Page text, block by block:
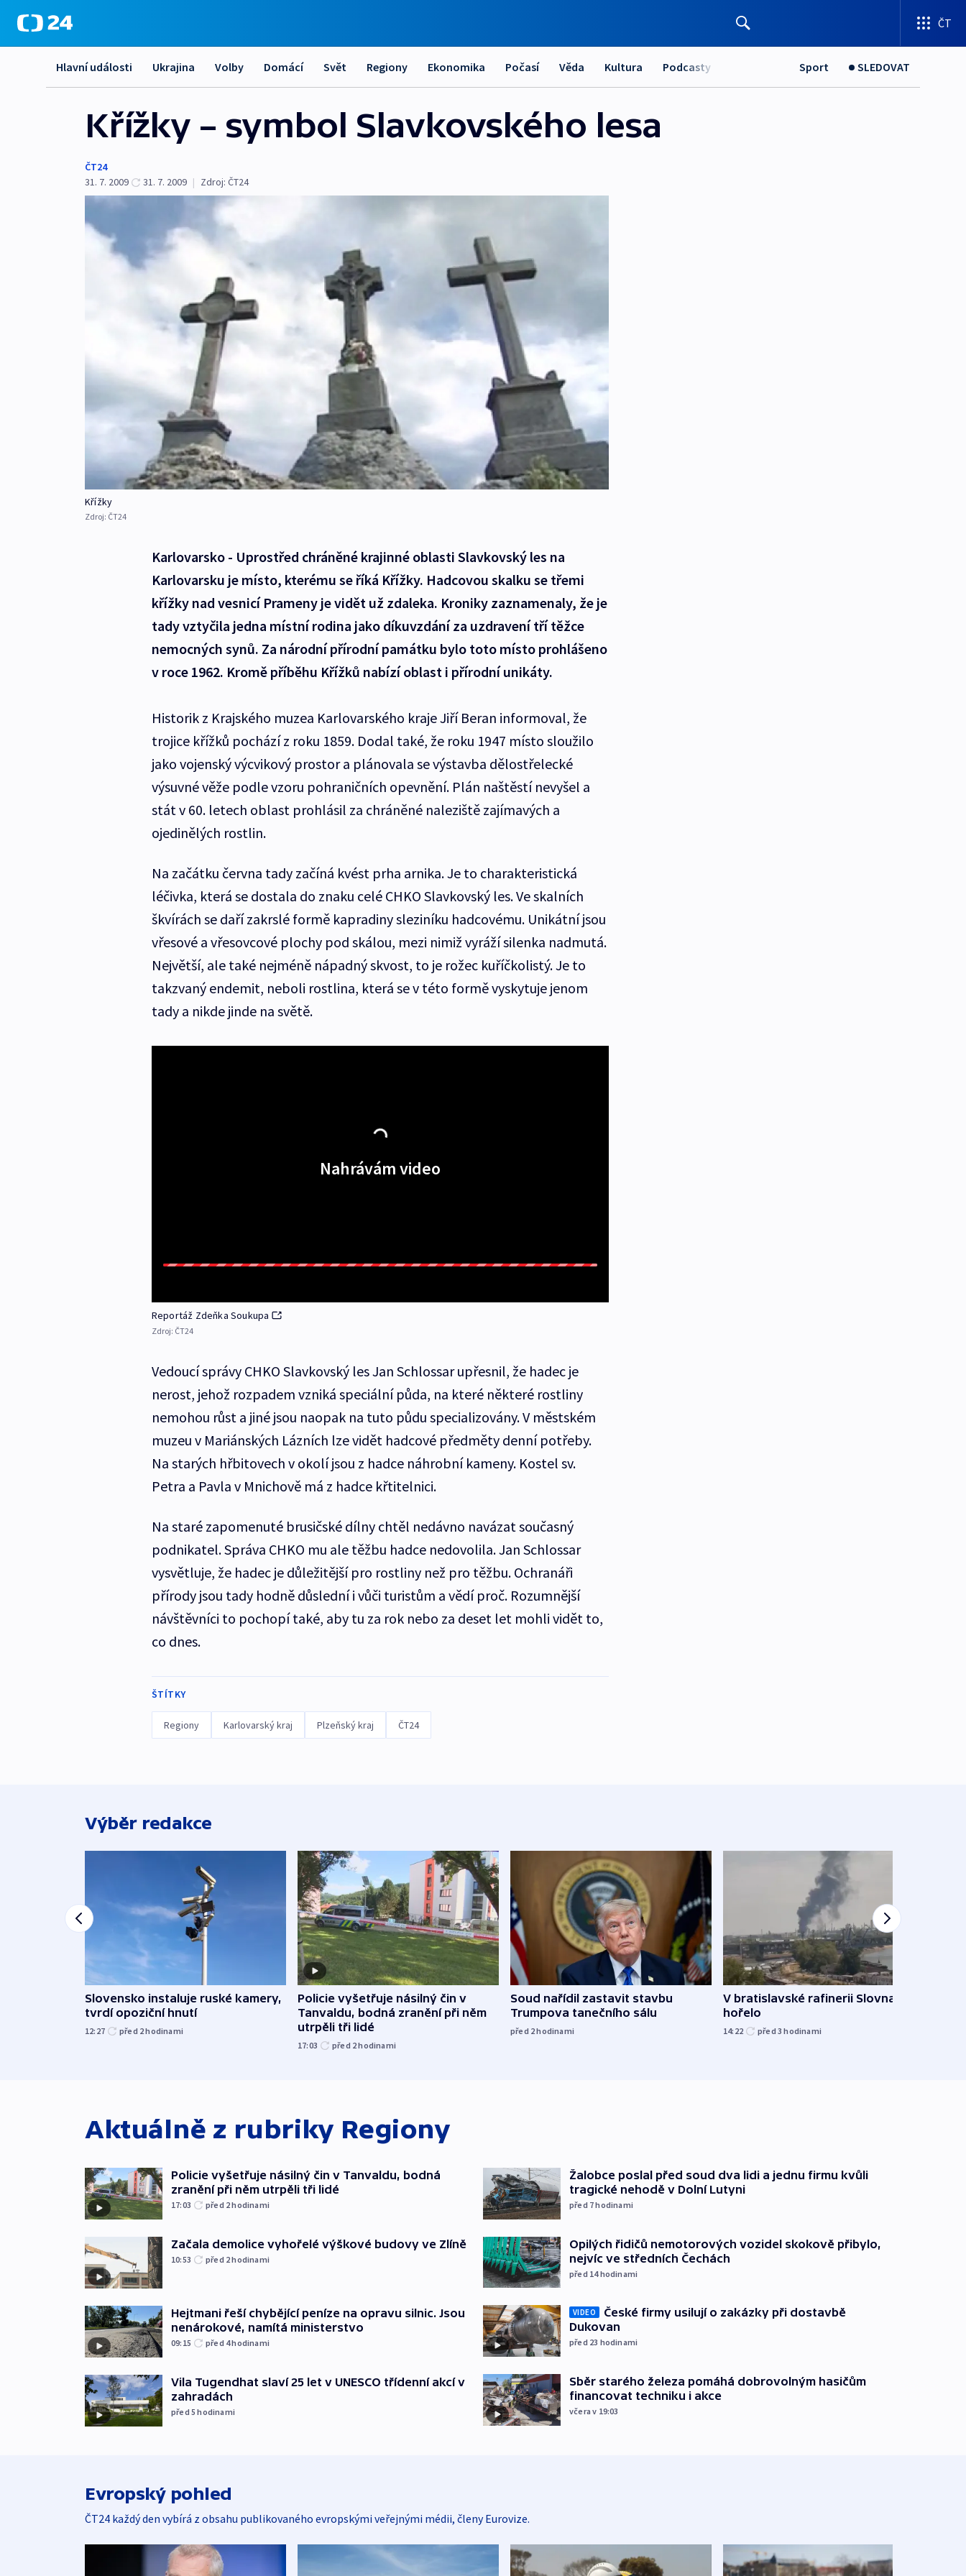
ČT
Hlavní události Ukrajina Volby Domácí Svět Regiony Ekonomika Počasí Věda Kultura Podcasty Sport SLEDOVAT
Křížky – symbol Slavkovského lesa
ČT24
31. 7. 2009
31. 7. 2009 | Zdroj: ČT24
Křížky
Zdroj: ČT24
Karlovarsko - Uprostřed chráněné krajinné oblasti Slavkovský les na
Karlovarsku je místo, kterému se říká Křížky. Hadcovou skalku se třemi
křížky nad vesnicí Prameny je vidět už zdaleka. Kroniky zaznamenaly, že je
tady vztyčila jedna místní rodina jako díkuvzdání za uzdravení tří těžce
nemocných synů. Za národní přírodní památku bylo toto místo prohlášeno
v roce 1962. Kromě příběhu Křížků nabízí oblast i přírodní unikáty.
Historik z Krajského muzea Karlovarského kraje Jiří Beran informoval, že
trojice křížků pochází z roku 1859. Dodal také, že roku 1947 místo sloužilo
jako vojenský výcvikový prostor a plánovala se výstavba dělostřelecké
výsuvné věže podle vzoru pohraničních opevnění. Plán naštěstí nevyšel a
stát v 60. letech oblast prohlásil za chráněné naleziště zajímavých a
ojedinělých rostlin.
Na začátku června tady začíná kvést prha arnika. Je to charakteristická
léčivka, která se dostala do znaku celé CHKO Slavkovský les. Ve skalních
škvírách se daří zakrslé formě kapradiny sleziníku hadcovému. Unikátní jsou
vřesové a vřesovcové plochy pod skálou, mezi nimiž vyráží silenka nadmutá.
Největší, ale také nejméně nápadný skvost, to je rožec kuříčkolistý. Je to
takzvaný endemit, neboli rostlina, která se v této formě vyskytuje jenom
tady a nikde jinde na světě.
Nahrávám video
Reportáž Zdeňka Soukupa
Zdroj: ČT24
Vedoucí správy CHKO Slavkovský les Jan Schlossar upřesnil, že hadec je
nerost, jehož rozpadem vzniká speciální půda, na které některé rostliny
nemohou růst a jiné jsou naopak na tuto půdu specializovány. V městském
muzeu v Mariánských Lázních lze vidět hadcové předměty denní potřeby.
Na starých hřbitovech v okolí jsou z hadce náhrobní kameny. Kostel sv.
Petra a Pavla v Mnichově má z hadce křtitelnici.
Na staré zapomenuté brusičské dílny chtěl nedávno navázat současný
podnikatel. Správa CHKO mu ale těžbu hadce nedovolila. Jan Schlossar
vysvětluje, že hadec je důležitější pro rostliny než pro těžbu. Ochranáři
přírody jsou tady hodně důslední i vůči turistům a vědí proč. Rozumnější
návštěvníci to pochopí také, aby tu za rok nebo za deset let mohli vidět to,
co dnes.
ŠTÍTKY
Regiony Karlovarský kraj Plzeňský kraj ČT24
Výběr redakce
Slovensko instaluje ruské kamery,
tvrdí opoziční hnutí
12:27 před 2hodinami
Policie vyšetřuje násilný čin v
Tanvaldu, bodná zranění při něm
utrpěli tři lidé
17:03 před 2hodinami
Soud nařídil zastavit stavbu
Trumpova tanečního sálu
před 2hodinami
V bratislavské rafinerii Slovnaft
hořelo
14:22 před 3hodinami
Aktuálně z rubriky Regiony
Policie vyšetřuje násilný čin v Tanvaldu, bodná
zranění při něm utrpěli tři lidé
17:03 před 2hodinami
Začala demolice vyhořelé výškové budovy ve Zlíně
10:53 před 2hodinami
Hejtmani řeší chybějící peníze na opravu silnic. Jsou
nenárokové, namítá ministerstvo
09:15 před 4hodinami
Vila Tugendhat slaví 25 let v UNESCO třídenní akcí v
zahradách
před 5hodinami
Žalobce poslal před soud dva lidi a jednu firmu kvůli
tragické nehodě v Dolní Lutyni
před 7hodinami
Opilých řidičů nemotorových vozidel skokově přibylo,
nejvíc ve středních Čechách
před 14hodinami
VIDEO
České firmy usilují o zakázky při dostavbě
Dukovan
před 23 hodinami
Sběr starého železa pomáhá dobrovolným hasičům
financovat techniku i akce
včera v 19:03
Evropský pohled
ČT24 každý den vybírá z obsahu publikovaného evropskými veřejnými médii, členy Eurovize.